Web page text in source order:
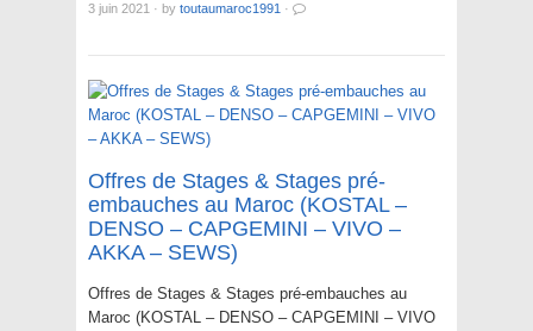
3 juin 2021 · by toutaumaroc1991 ·
Offres de Stages & Stages pré-
embauches au Maroc (KOSTAL –
DENSO – CAPGEMINI – VIVO –
AKKA – SEWS)
Offres de Stages & Stages pré-embauches au
Maroc (KOSTAL – DENSO – CAPGEMINI – VIVO